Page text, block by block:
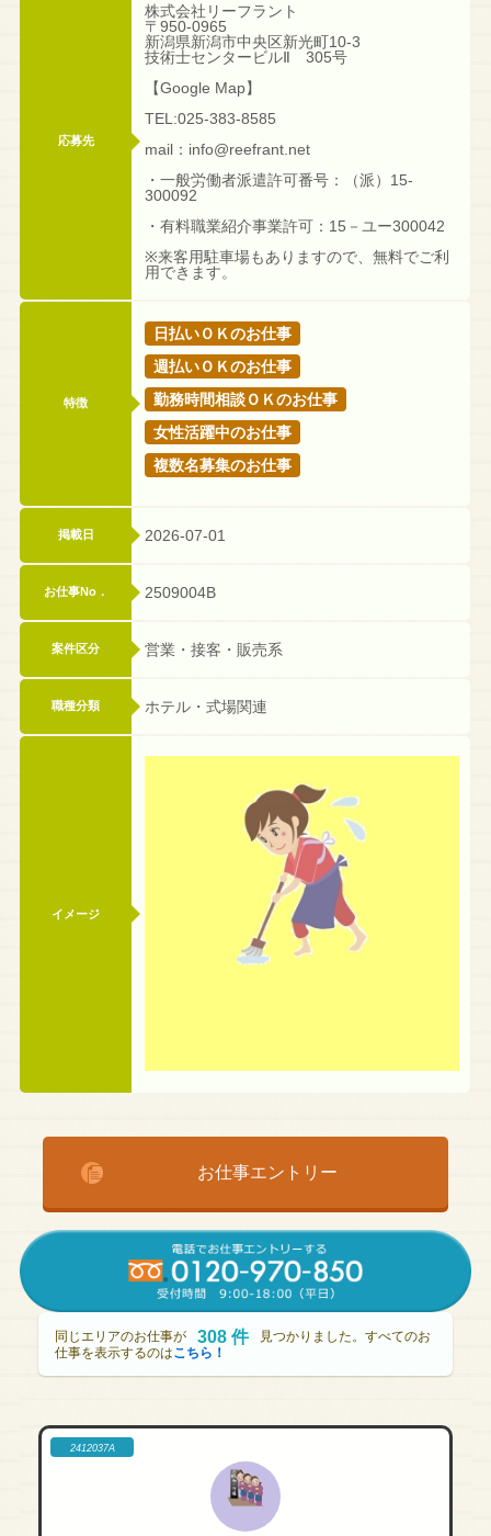
応募先
株式会社リーフラント
〒950-0965
新潟県新潟市中央区新光町10-3
技術士センタービルⅡ 305号
【Google Map】
TEL:025-383-8585
mail：info@reefrant.net
・一般労働者派遣許可番号：（派）15-
300092
・有料職業紹介事業許可：15－ユー300042
※来客用駐車場もありますので、無料でご利
用できます。
特徴
日払いＯＫのお仕事
週払いＯＫのお仕事
勤務時間相談ＯＫのお仕事
女性活躍中のお仕事
複数名募集のお仕事
掲載日 2026-07-01
お仕事No． 2509004B
案件区分 営業・接客・販売系
職種分類 ホテル・式場関連
イメージ
お仕事エントリー
同じエリアのお仕事が 308 件
見つかりました。すべてのお
仕事を表示するのはこちら！
2412037A